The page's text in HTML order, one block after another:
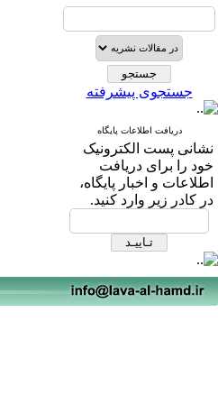
جستجوی پیشرفته
دریافت اطلاعات پایگاه
نشانی پست الکترونیک
خود را برای دریافت
اطلاعات و اخبار پایگاه،
در کادر زیر وارد کنید.